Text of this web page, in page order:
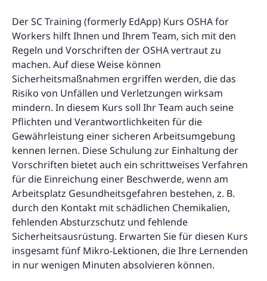
Der SC Training (formerly EdApp) Kurs OSHA for
Workers hilft Ihnen und Ihrem Team, sich mit den
Regeln und Vorschriften der OSHA vertraut zu
machen. Auf diese Weise können
Sicherheitsmaßnahmen ergriffen werden, die das
Risiko von Unfällen und Verletzungen wirksam
mindern. In diesem Kurs soll Ihr Team auch seine
Pflichten und Verantwortlichkeiten für die
Gewährleistung einer sicheren Arbeitsumgebung
kennen lernen. Diese Schulung zur Einhaltung der
Vorschriften bietet auch ein schrittweises Verfahren
für die Einreichung einer Beschwerde, wenn am
Arbeitsplatz Gesundheitsgefahren bestehen, z. B.
durch den Kontakt mit schädlichen Chemikalien,
fehlenden Absturzschutz und fehlende
Sicherheitsausrüstung. Erwarten Sie für diesen Kurs
insgesamt fünf Mikro-Lektionen, die Ihre Lernenden
in nur wenigen Minuten absolvieren können.